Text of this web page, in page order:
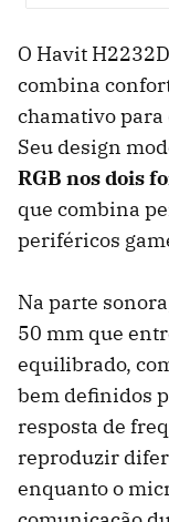
O Havit
combina
chamativo
Seu design
RGB nos dois
que combina
periféricos
Na parte
50 mm que
equilibrado,
bem definidos
resposta de
reproduzir
enquanto o